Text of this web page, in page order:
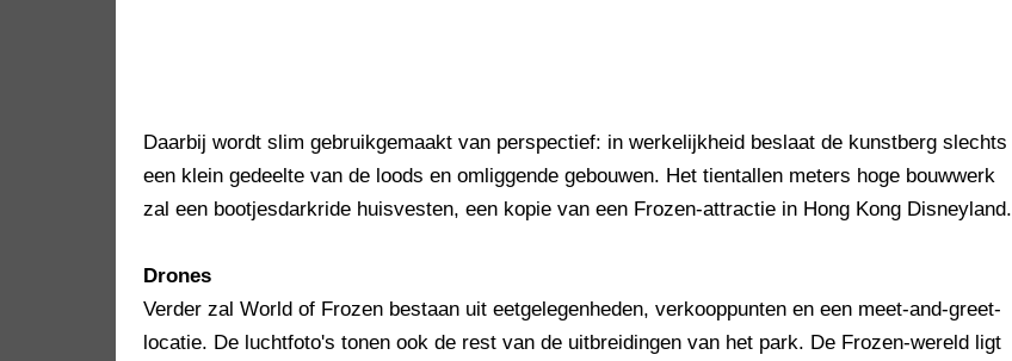
Daarbij wordt slim gebruikgemaakt van perspectief: in werkelijkheid beslaat de kunstberg slechts
een klein gedeelte van de loods en omliggende gebouwen. Het tientallen meters hoge bouwwerk
zal een bootjesdarkride huisvesten, een kopie van een Frozen-attractie in Hong Kong Disneyland.
Drones
Verder zal World of Frozen bestaan uit eetgelegenheden, verkooppunten en een meet-and-greet-
locatie. De luchtfoto's tonen ook de rest van de uitbreidingen van het park. De Frozen-wereld ligt